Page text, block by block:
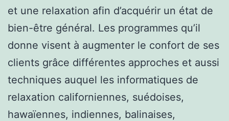
et une relaxation afin d’acquérir un état de
bien-être général. Les programmes qu’il
donne visent à augmenter le confort de ses
clients grâce différentes approches et aussi
techniques auquel les informatiques de
relaxation californiennes, suédoises,
hawaïennes, indiennes, balinaises,